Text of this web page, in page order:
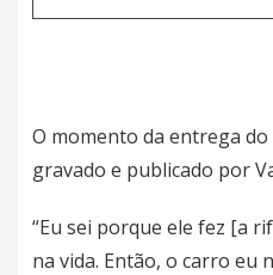
O momento da entrega
gravado e publicado por
“Eu sei porque ele fez [a
na vida. Então, o carro eu